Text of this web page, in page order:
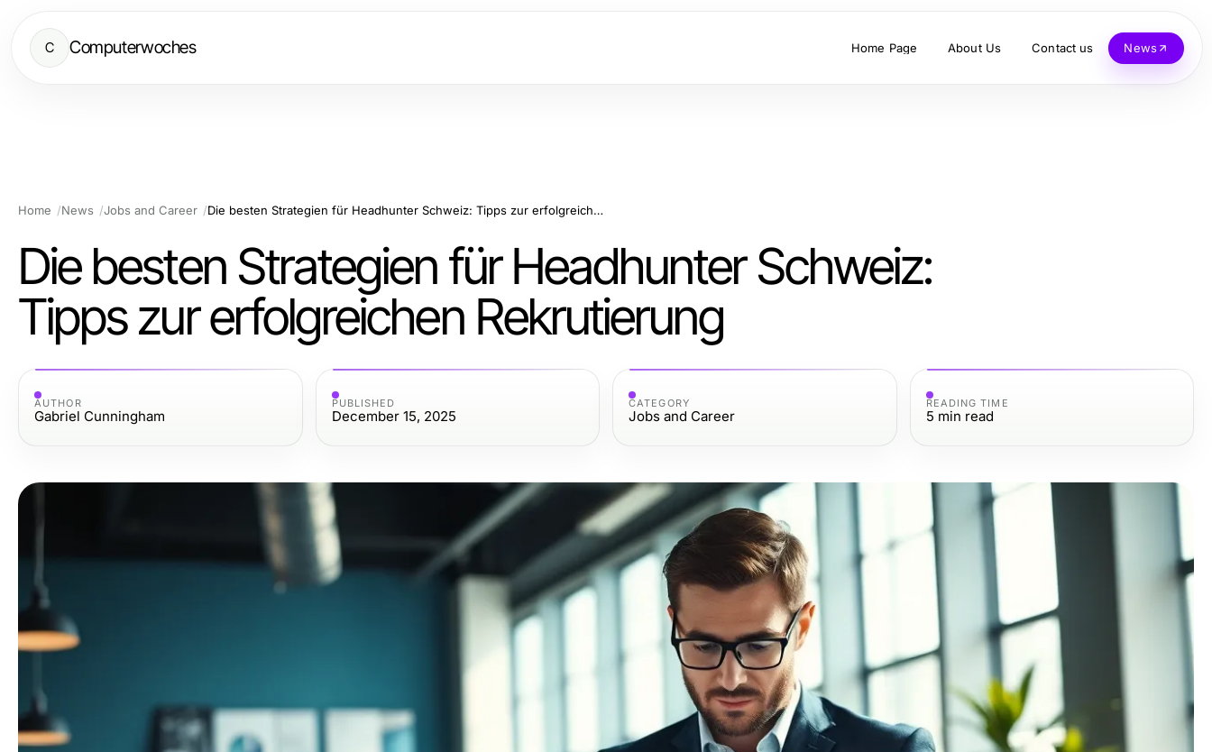
C Computerwoches Home Page About Us Contact us News
Home News Jobs and Career Die besten Strategien für Headhunter Schweiz: Tipps zur erfolgreichen Rekrutierung
Die besten Strategien für Headhunter Schweiz:
Tipps zur erfolgreichen Rekrutierung
AUTHOR
Gabriel Cunningham
PUBLISHED
December 15, 2025
CATEGORY
Jobs and Career
READING TIME
5 min read